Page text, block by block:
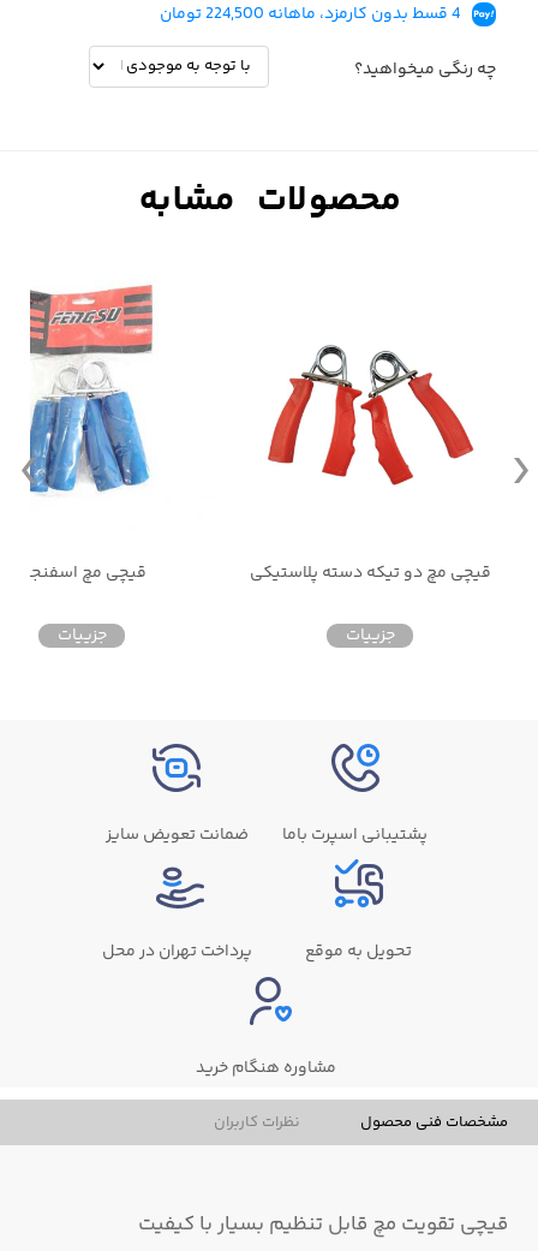
4 قسط بدون کارمزد، ماهانه 224,500 تومان
چه رنگی میخواهید؟
قیچی مچ دو تیکه دسته پلاستیکی
جزییات
قیچی مچ اسفنجی
جزییات
پشتیبانی اسپرت باما ضمانت تعویض سایز
تحویل به موقع پرداخت تهران در محل
مشاوره هنگام خرید
مشخصات فنی محصول نظرات کاربران
قیچی تقویت مچ قابل تنظیم بسیار با کیفیت